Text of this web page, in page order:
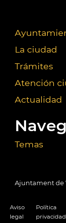
La ciudad
Trámites
Atención
Actualidad
Temas
Ajuntament de
Aviso
legal
Política
privacidad